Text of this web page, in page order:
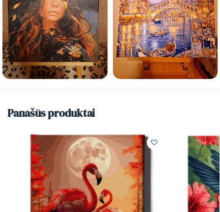
Panašūs produktai